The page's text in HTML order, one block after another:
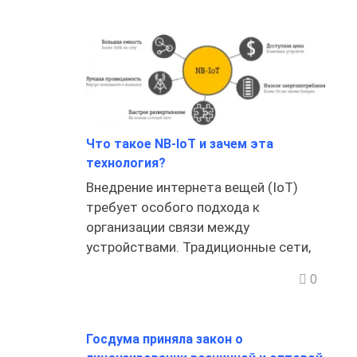
Что такое NB-IoT и зачем эта
технология?
Внедрение интернета вещей (IoT)
требует особого подхода к
организации связи между
устройствами. Традиционные сети,
0
Госдума приняла закон о